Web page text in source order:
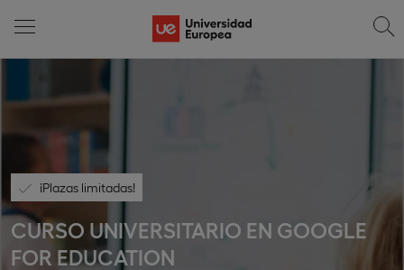
¡Plazas limitadas!
CURSO UNIVERSITARIO EN GOOGLE
FOR EDUCATION